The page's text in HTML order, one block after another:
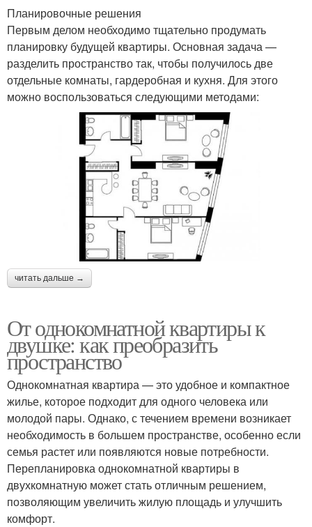
Планировочные решения
Первым делом необходимо тщательно продумать
планировку будущей квартиры. Основная задача —
разделить пространство так, чтобы получилось две
отдельные комнаты, гардеробная и кухня. Для этого
можно воспользоваться следующими методами:
читать дальше →
От однокомнатной квартиры к
двушке: как преобразить
пространство
Однокомнатная квартира — это удобное и компактное
жилье, которое подходит для одного человека или
молодой пары. Однако, с течением времени возникает
необходимость в большем пространстве, особенно если
семья растет или появляются новые потребности.
Перепланировка однокомнатной квартиры в
двухкомнатную может стать отличным решением,
позволяющим увеличить жилую площадь и улучшить
комфорт.